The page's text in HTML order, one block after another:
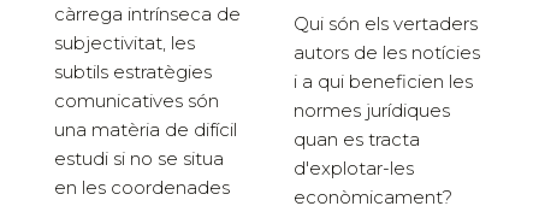
càrrega intrínseca de
subjectivitat, les
subtils estratègies
comunicatives són
una matèria de difícil
estudi si no se situa
en les coordenades
Qui són els vertaders
autors de les notícies
i a qui beneficien les
normes jurídiques
quan es tracta
d'explotar-les
econòmicament?